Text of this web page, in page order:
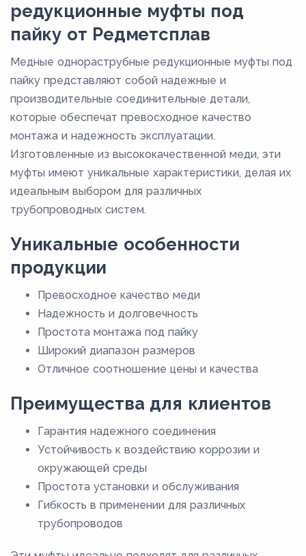
М3РТ
М3т
редукционные муфты под
пайку от Редметсплав
Медные однораструбные редукционные муфты под
пайку представляют собой надежные и
производительные соединительные детали,
которые обеспечат превосходное качество
монтажа и надежность эксплуатации.
Изготовленные из высококачественной меди, эти
муфты имеют уникальные характеристики, делая их
идеальным выбором для различных
трубопроводных систем.
Уникальные особенности
продукции
Превосходное качество меди
Надежность и долговечность
Простота монтажа под пайку
Широкий диапазон размеров
Отличное соотношение цены и качества
Преимущества для клиентов
Гарантия надежного соединения
Устойчивость к воздействию коррозии и
окружающей среды
Простота установки и обслуживания
Гибкость в применении для различных
трубопроводов